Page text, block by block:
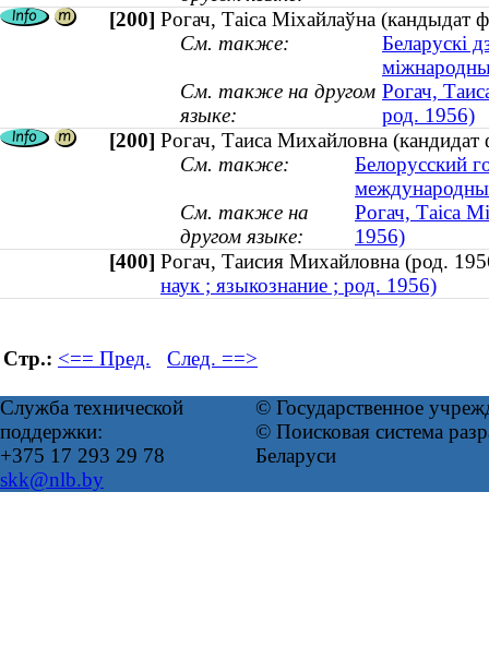
[200] Рогач, Таіса Міхайлаўна (кандыдат
См. также:
Беларускі
См. также на другом
языке:
Рогач,
род. 1956)
[200] Рогач, Таиса Михайловна
См. также:
Белорусский
См. также на
другом языке:
Рогач, Таіса
1956)
[400] Рогач, Таисия Михайловна (род.
наук ; языкознание ; род. 1956)
Стр.: <== Пред. След. ==>
Служба технической
поддержки:
+375 17 293 29 78
skk@nlb.by
© Государственное
© Поисковая система
Беларуси